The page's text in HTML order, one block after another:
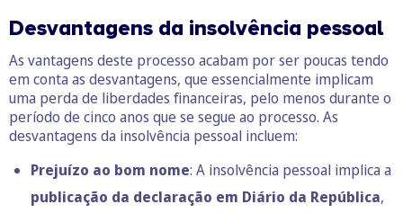
Desvantagens da insolvência pessoal
As vantagens deste processo acabam por ser poucas tendo
em conta as desvantagens, que essencialmente implicam
uma perda de liberdades financeiras, pelo menos durante o
período de cinco anos que se segue ao processo. As
desvantagens da insolvência pessoal incluem:
Prejuízo ao bom nome: A insolvência pessoal implica a
publicação da declaração em Diário da República,